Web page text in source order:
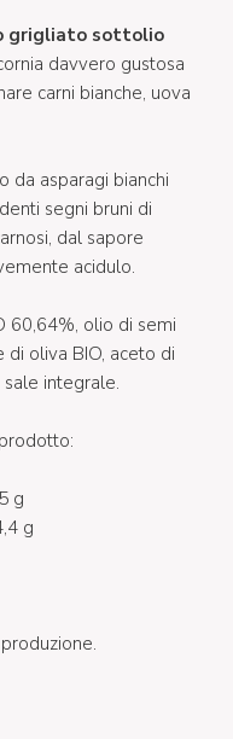
grigliato sottolio
davvero gustosa
carni bianche, uova
da asparagi bianchi
segni bruni di
dal sapore
acidulo.
60,64%, olio di semi
oliva BIO, aceto di
sale integrale.
g
g